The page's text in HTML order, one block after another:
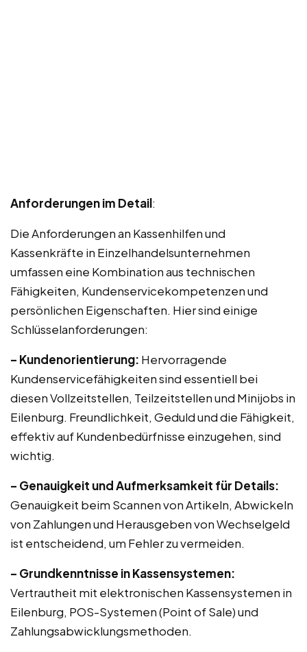
Anforderungen im Detail:
Die Anforderungen an Kassenhilfen und
Kassenkräfte in Einzelhandelsunternehmen
umfassen eine Kombination aus technischen
Fähigkeiten, Kundenservicekompetenzen und
persönlichen Eigenschaften. Hier sind einige
Schlüsselanforderungen:
– Kundenorientierung: Hervorragende
Kundenservicefähigkeiten sind essentiell bei
diesen Vollzeitstellen, Teilzeitstellen und Minijobs in
Eilenburg. Freundlichkeit, Geduld und die Fähigkeit,
effektiv auf Kundenbedürfnisse einzugehen, sind
wichtig.
– Genauigkeit und Aufmerksamkeit für Details:
Genauigkeit beim Scannen von Artikeln, Abwickeln
von Zahlungen und Herausgeben von Wechselgeld
ist entscheidend, um Fehler zu vermeiden.
– Grundkenntnisse in Kassensystemen:
Vertrautheit mit elektronischen Kassensystemen in
Eilenburg, POS-Systemen (Point of Sale) und
Zahlungsabwicklungsmethoden.